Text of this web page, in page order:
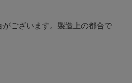
ございます。製造上の都合で